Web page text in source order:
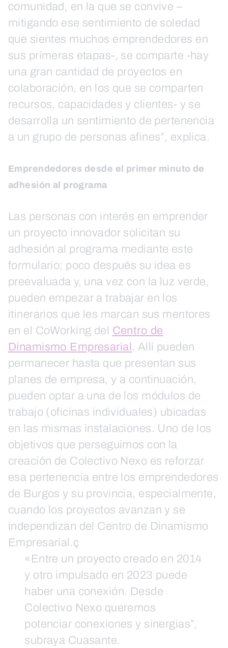
comunidad, en la que se convive –
mitigando ese sentimiento de soledad
que sientes muchos emprendedores en
sus primeras etapas-, se comparte -hay
una gran cantidad de proyectos en
colaboración, en los que se comparten
recursos, capacidades y clientes- y se
desarrolla un sentimiento de pertenencia
a un grupo de personas afines”, explica.
Emprendedores desde el primer minuto de
adhesión al programa
Las personas con interés en emprender
un proyecto innovador solicitan su
adhesión al programa mediante este
formulario; poco después su idea es
preevaluada y, una vez con la luz verde,
pueden empezar a trabajar en los
itinerarios que les marcan sus mentores
en el CoWorking del Centro de
Dinamismo Empresarial . Allí pueden
permanecer hasta que presentan sus
planes de empresa, y a continuación,
pueden optar a una de los módulos de
trabajo (oficinas individuales) ubicadas
en las mismas instalaciones. Uno de los
objetivos que perseguimos con la
creación de Colectivo Nexo es reforzar
esa pertenencia entre los emprendedores
de Burgos y su provincia, especialmente,
cuando los proyectos avanzan y se
independizan del Centro de Dinamismo
Empresarial.ç
«Entre un proyecto creado en 2014
y otro impulsado en 2023 puede
haber una conexión. Desde
Colectivo Nexo queremos
potenciar conexiones y sinergias”,
subraya Cuasante.